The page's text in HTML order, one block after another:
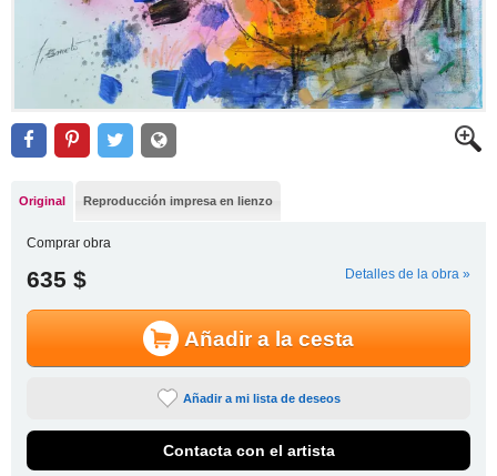
Original Reproducción impresa en lienzo
Comprar obra
635 $ Detalles de la obra »
Añadir a la cesta
Añadir a mi lista de deseos
Contacta con el artista